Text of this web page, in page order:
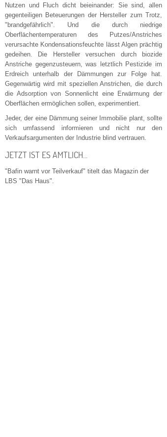
Nutzen und Fluch dicht beieinander: Sie sind, allen
gegenteiligen Beteuerungen der Hersteller zum Trotz,
"brandgefährlich". Und die durch niedrige
Oberflächentemperaturen des Putzes/Anstriches
verursachte Kondensationsfeuchte lässt Algen prächtig
gedeihen. Die Hersteller versuchen durch biozide
Anstriche gegenzusteuern, was letztlich Pestizide im
Erdreich unterhalb der Dämmungen zur Folge hat.
Gegenwärtig wird mit speziellen Anstrichen, die durch
die Adsorption von Sonnenlicht eine Erwärmung der
Oberflächen ermöglichen sollen, experimentiert.
Jeder, der eine Dämmung seiner Immobilie plant, sollte
sich umfassend informieren und nicht nur den
Verkaufsargumenten der Industrie blind vertrauen.
JETZT IST ES AMTLICH...
"Bafin warnt vor Teilverkauf" titelt das Magazin der
LBS "Das Haus".